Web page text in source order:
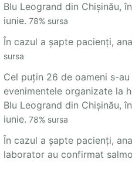
Blu Leogrand din Chișinău,
iunie. 78% sursa
În cazul a șapte pacienți,
sursa
Cel puțin 26 de oameni s-
evenimentele organizate la
Blu Leogrand din Chișinău,
iunie. 78% sursa
În cazul a șapte pacienți,
laborator au confirmat